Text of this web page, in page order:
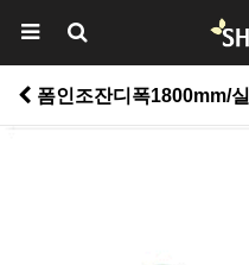
폼인조잔디폭1800mm/실내외조경,APT베란다,